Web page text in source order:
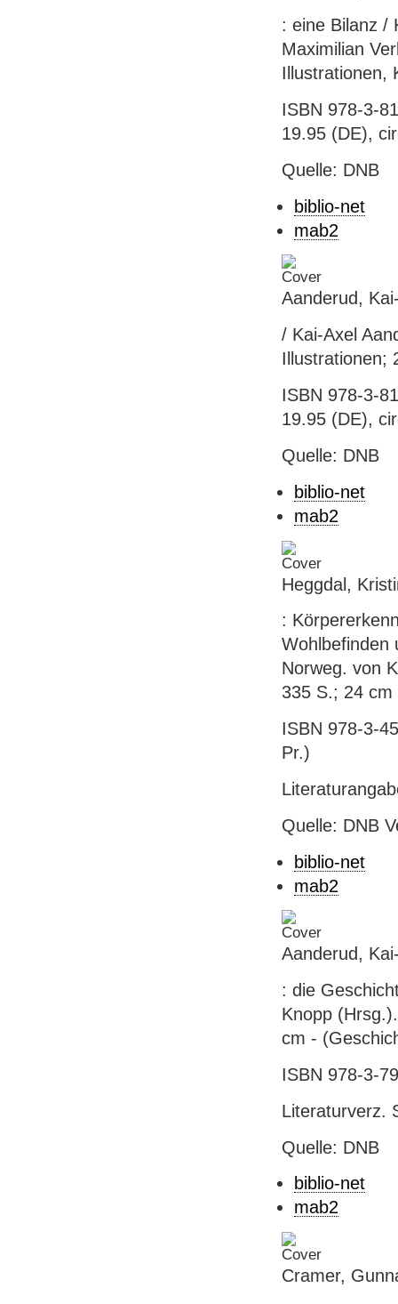
: eine Bilanz /
Maximilian
Illustrationen,
ISBN 978-3-
19.95 (DE),
Quelle: DNB
biblio-net
mab2
Aanderud,
/ Kai-Axel
Illustrationen;
ISBN 978-3-
19.95 (DE),
Quelle: DNB
biblio-net
mab2
Heggdal,
:
Wohlbefinden
Norweg. von
335 S.; 24
ISBN 978-3-
Pr.)
Quelle: DNB
biblio-net
mab2
Aanderud,
: die
Knopp
cm -
ISBN 978-3-
Literaturverz.
Quelle: DNB
biblio-net
mab2
Cramer,